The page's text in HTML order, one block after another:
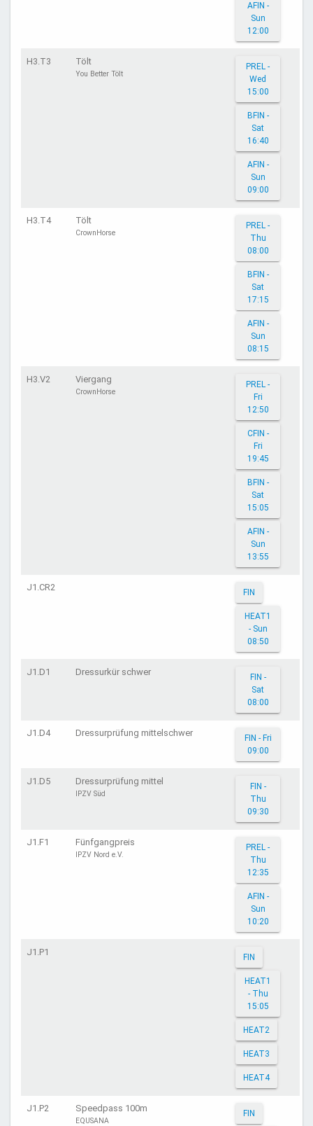
AFIN -
Sun
12:00
H3.T3 Tölt
You Better Tölt
PREL -
Wed
15:00
BFIN -
Sat
16:40
AFIN -
Sun
09:00
H3.T4 Tölt
CrownHorse
PREL -
Thu
08:00
BFIN -
Sat
17:15
AFIN -
Sun
08:15
H3.V2 Viergang
CrownHorse
PREL -
Fri
12:50
CFIN -
Fri
19:45
BFIN -
Sat
15:05
AFIN -
Sun
13:55
J1.CR2 FIN
HEAT1
- Sun
08:50
J1.D1 Dressurkür schwer
FIN -
Sat
08:00
J1.D4 Dressurprüfung mittelschwer
FIN - Fri
09:00
J1.D5 Dressurprüfung mittel
IPZV Süd
FIN -
Thu
09:30
J1.F1 Fünfgangpreis
IPZV Nord e.V.
PREL -
Thu
12:35
AFIN -
Sun
10:20
J1.P1 FIN
HEAT1
- Thu
15:05
HEAT2
HEAT3
HEAT4
J1.P2 Speedpass 100m
EQUSANA
FIN